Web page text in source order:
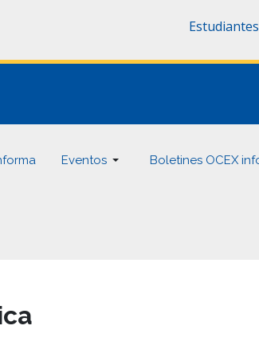
Estudiantes
Eventos Boletines OCEX